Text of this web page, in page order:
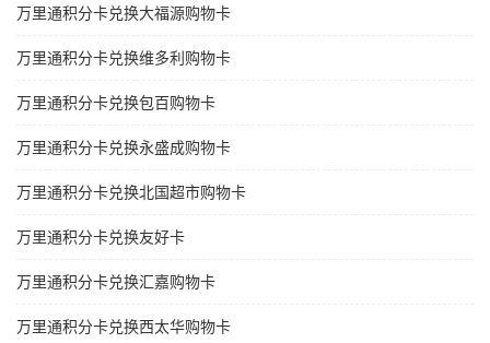
万里通积分卡兑换大福源购物卡
万里通积分卡兑换维多利购物卡
万里通积分卡兑换包百购物卡
万里通积分卡兑换永盛成购物卡
万里通积分卡兑换北国超市购物卡
万里通积分卡兑换友好卡
万里通积分卡兑换汇嘉购物卡
万里通积分卡兑换西太华购物卡